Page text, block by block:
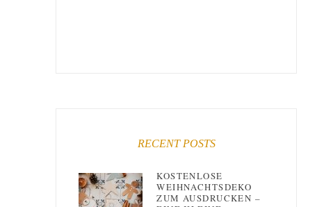
RECENT POSTS
KOSTENLOSE
WEIHNACHTSDEKO
ZUM AUSDRUCKEN –